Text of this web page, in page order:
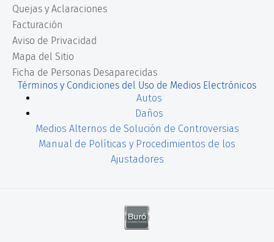
Quejas y Aclaraciones
Facturación
Aviso de Privacidad
Mapa del Sitio
Ficha de Personas Desaparecidas
Términos y Condiciones del Uso de Medios Electrónicos
Autos
Daños
Medios Alternos de Solución de Controversias
Manual de Políticas y Procedimientos de los
Ajustadores